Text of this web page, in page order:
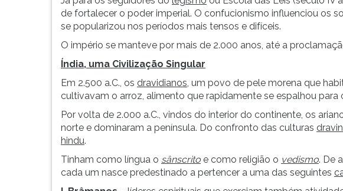
de fortalecer o poder imperial. O confucionismo influenciou os
se popularizou nos períodos mais tensos e difíceis.
O império se manteve por mais de 2.000 anos, até a
Índia, uma Civilização Singular
Em 2.500 a.C., os dravidianos, um povo de pele morena que
cultivavam o arroz, alimento que rapidamente se espalhou para
Por volta de 2.000 a.C., vindos do interior do continente, os
norte e dominaram a península. Do confronto das culturas
hindu.
Tinham como língua o sânscrito e como religião o vedismo. De
cada um nasce predestinado a pertencer a uma das seguintes